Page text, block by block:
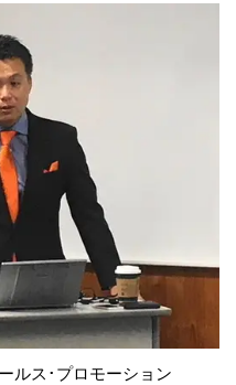
ルス･プロモーション